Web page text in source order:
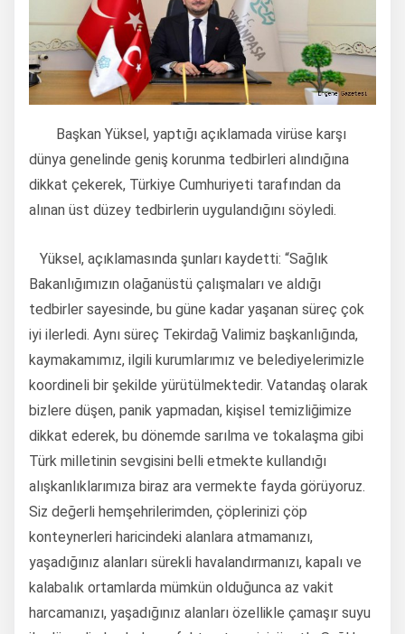
Başkan Yüksel, yaptığı açıklamada virüse karşı
dünya genelinde geniş korunma tedbirleri alındığına
dikkat çekerek, Türkiye Cumhuriyeti tarafından da
alınan üst düzey tedbirlerin uygulandığını söyledi.
Yüksel, açıklamasında şunları kaydetti: “Sağlık
Bakanlığımızın olağanüstü çalışmaları ve aldığı
tedbirler sayesinde, bu güne kadar yaşanan süreç çok
iyi ilerledi. Aynı süreç Tekirdağ Valimiz başkanlığında,
kaymakamımız, ilgili kurumlarımız ve belediyelerimizle
koordineli bir şekilde yürütülmektedir. Vatandaş olarak
bizlere düşen, panik yapmadan, kişisel temizliğimize
dikkat ederek, bu dönemde sarılma ve tokalaşma gibi
Türk milletinin sevgisini belli etmekte kullandığı
alışkanlıklarımıza biraz ara vermekte fayda görüyoruz.
Siz değerli hemşehrilerimden, çöplerinizi çöp
konteynerleri haricindeki alanlara atmamanızı,
yaşadığınız alanları sürekli havalandırmanızı, kapalı ve
kalabalık ortamlarda mümkün olduğunca az vakit
harcamanızı, yaşadığınız alanları özellikle çamaşır suyu